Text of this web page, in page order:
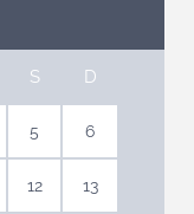
S D
5 6
12 13